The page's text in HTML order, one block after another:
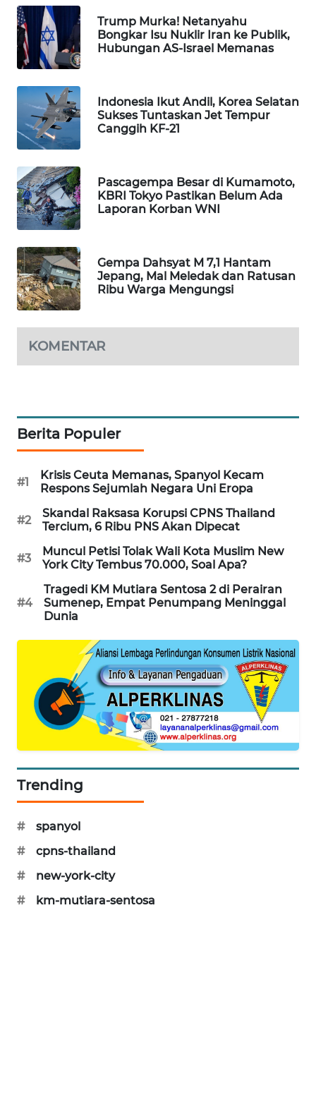
Trump Murka! Netanyahu
Bongkar Isu Nuklir Iran ke Publik,
Hubungan AS-Israel Memanas
Indonesia Ikut Andil, Korea Selatan
Sukses Tuntaskan Jet Tempur
Canggih KF-21
Pascagempa Besar di Kumamoto,
KBRI Tokyo Pastikan Belum Ada
Laporan Korban WNI
Gempa Dahsyat M 7,1 Hantam
Jepang, Mal Meledak dan Ratusan
Ribu Warga Mengungsi
KOMENTAR
Berita Populer
#1
Krisis Ceuta Memanas, Spanyol Kecam
Respons Sejumlah Negara Uni Eropa
#2
Skandal Raksasa Korupsi CPNS Thailand
Tercium, 6 Ribu PNS Akan Dipecat
#3
Muncul Petisi Tolak Wali Kota Muslim New
York City Tembus 70.000, Soal Apa?
#4
Tragedi KM Mutiara Sentosa 2 di Perairan
Sumenep, Empat Penumpang Meninggal
Dunia
Trending
#
spanyol
#
cpns-thailand
#
new-york-city
#
km-mutiara-sentosa
WAHANA
PERSONA
WAHANA
WAHANA
HEALTH
WAHANA
DESA
WISATA
LAPAK
WAHANA
Wahana
Network
LISTRIK
WALINKI
ID
MAWAKA
NET
PLN
WATCH
LPKKI
LKKI
FORWAMKI
ALPERKLINAS